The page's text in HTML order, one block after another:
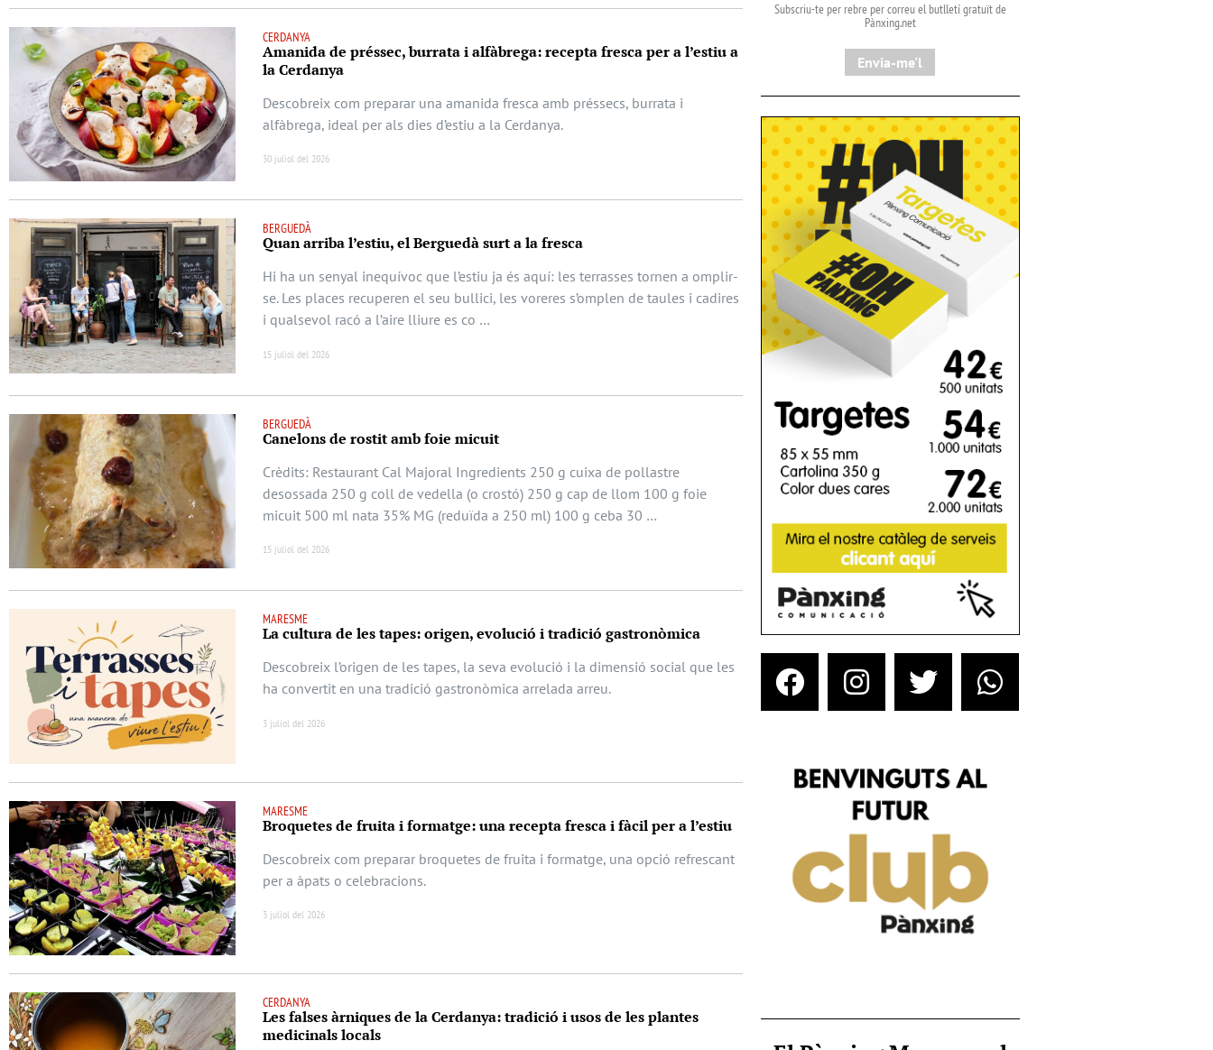
CERDANYA
Amanida de préssec, burrata i alfàbrega: recepta fresca per a l’estiu a
la Cerdanya
Descobreix com preparar una amanida fresca amb préssecs, burrata i
alfàbrega, ideal per als dies d’estiu a la Cerdanya.
30 juliol del 2026
BERGUEDÀ
Quan arriba l’estiu, el Berguedà surt a la fresca
Hi ha un senyal inequívoc que l’estiu ja és aquí: les terrasses tornen a omplir-
se. Les places recuperen el seu bullici, les voreres s’omplen de taules i cadires
i qualsevol racó a l’aire lliure es co …
15 juliol del 2026
BERGUEDÀ
Canelons de rostit amb foie micuit
Crèdits: Restaurant Cal Majoral Ingredients 250 g cuixa de pollastre
desossada 250 g coll de vedella (o crostó) 250 g cap de llom 100 g foie
micuit 500 ml nata 35% MG (reduïda a 250 ml) 100 g ceba 30 …
15 juliol del 2026
MARESME
La cultura de les tapes: origen, evolució i tradició gastronòmica
Descobreix l’origen de les tapes, la seva evolució i la dimensió social que les
ha convertit en una tradició gastronòmica arrelada arreu.
3 juliol del 2026
MARESME
Broquetes de fruita i formatge: una recepta fresca i fàcil per a l’estiu
Descobreix com preparar broquetes de fruita i formatge, una opció refrescant
per a àpats o celebracions.
3 juliol del 2026
CERDANYA
Les falses àrniques de la Cerdanya: tradició i usos de les plantes
medicinals locals
Subscriu-te per rebre per correu el butlletí gratuït de
Pànxing.net​
Envia-me'l